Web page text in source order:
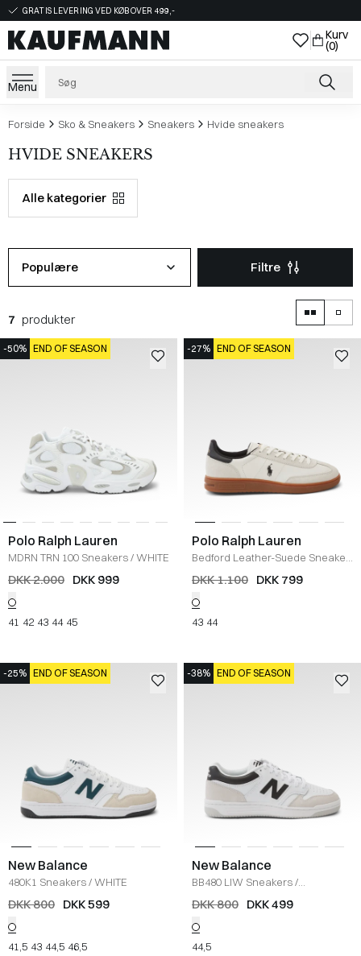
GRATIS LEVERING VED KØB OVER 499,-
Kurv
(0)
Menu
Forside Sko & Sneakers Sneakers Hvide sneakers
HVIDE SNEAKERS
Alle kategorier
Populære Filtre
7 produkter
-50% END OF SEASON
Polo Ralph Lauren
MDRN TRN 100 Sneakers/WHITE
DKK 2.000 DKK 999
41 42 43 44 45
-27% END OF SEASON
Polo Ralph Lauren
Bedford Leather-Suede Sneaker
/HVID
DKK 1.100 DKK 799
43 44
-25% END OF SEASON
New Balance
480K1 Sneakers/WHITE
DKK 800 DKK 599
41,5 43 44,5 46,5
-38% END OF SEASON
New Balance
BB480 LIW Sneakers/
HVID/SORT
DKK 800 DKK 499
44,5